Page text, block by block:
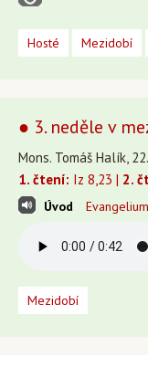
Hosté Mezidobí
● 3. neděle v
Mons. Tomáš Halík,
1. čtení: Iz 8,23 | 2.
Úvod Evangelium
Mezidobí